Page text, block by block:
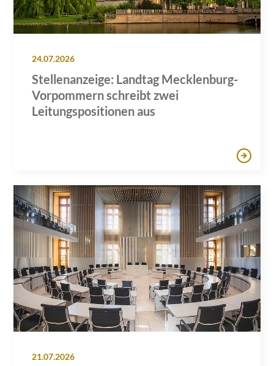
24.07.2026
Stellenanzeige: Landtag Mecklenburg-
Vorpommern schreibt zwei
Leitungspositionen aus
21.07.2026